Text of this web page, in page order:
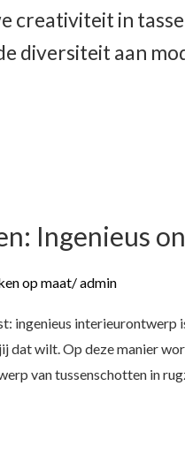
creativiteit in
diversiteit aan
Ingenieus
op maat/admin
ingenieus
dat wilt. Op deze manier
van tussenschotten in